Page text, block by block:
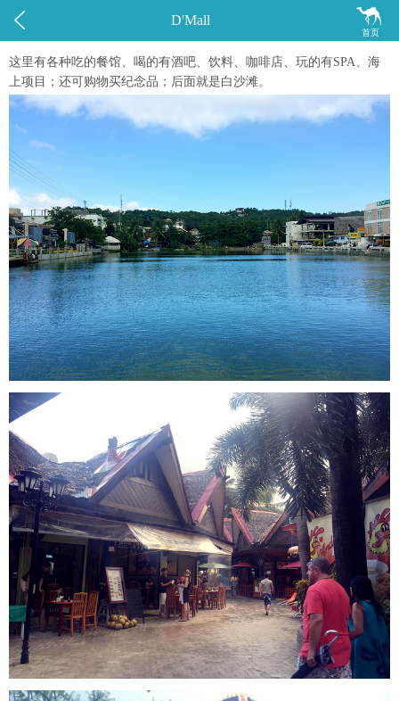
 
首页
D'Mall
这里有各种吃的餐馆、喝的有酒吧、饮料、咖啡店、玩的有SPA、海
上项目；还可购物买纪念品；后面就是白沙滩。